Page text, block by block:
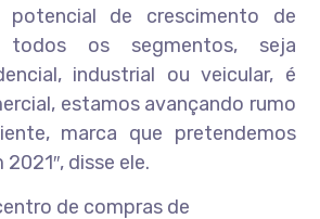
de crescimento de
todos os segmentos, seja
industrial ou veicular, é
estamos avançando rumo
marca que pretendemos
disse ele.
de compras de